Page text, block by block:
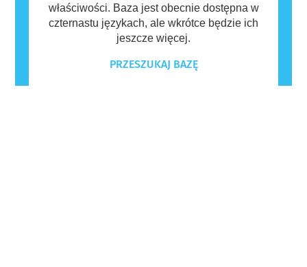
właściwości. Baza jest obecnie dostępna w
czternastu językach, ale wkrótce będzie ich
jeszcze więcej.
PRZESZUKAJ BAZĘ